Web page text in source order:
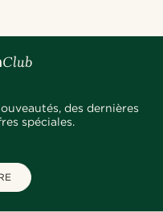
des dernières
spéciales.